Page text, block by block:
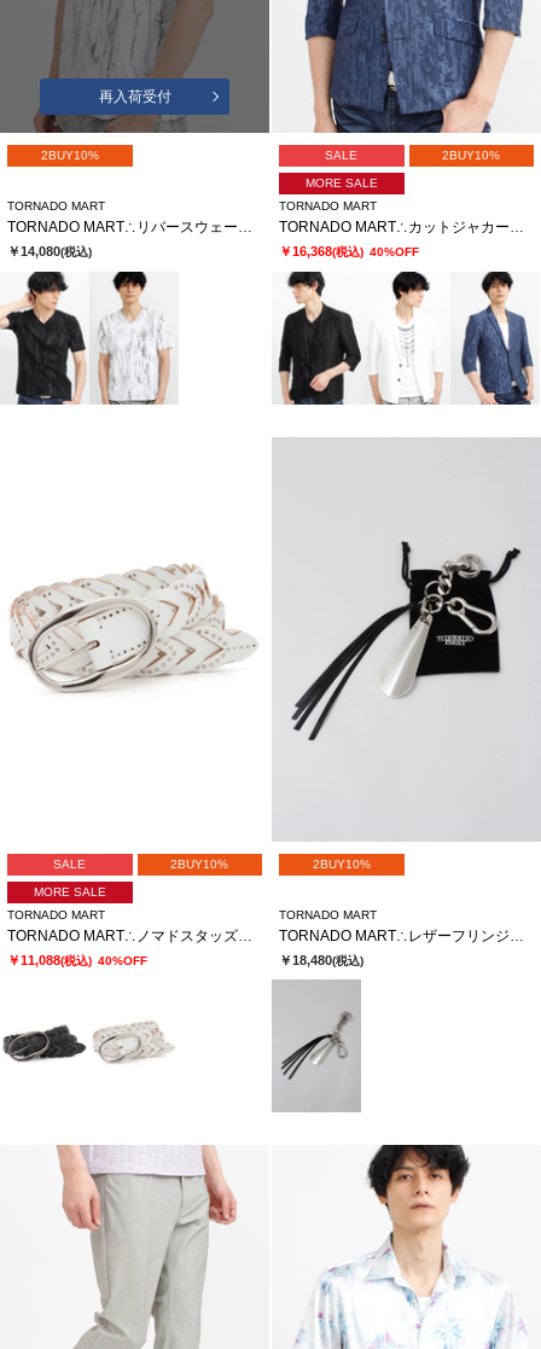
再入荷受付
2BUY10%
TORNADO MART
TORNADO MART∴リバースウェーブシームVネック半袖カットソー
￥14,080(税込)
SALE 2BUY10%
MORE SALE
TORNADO MART
TORNADO MART∴カットジャカード7分袖ジャケット
￥16,368(税込) 40%OFF
SALE 2BUY10%
MORE SALE
TORNADO MART
￥11,088(税込) 40%OFF
2BUY10%
TORNADO MART
￥18,480(税込)